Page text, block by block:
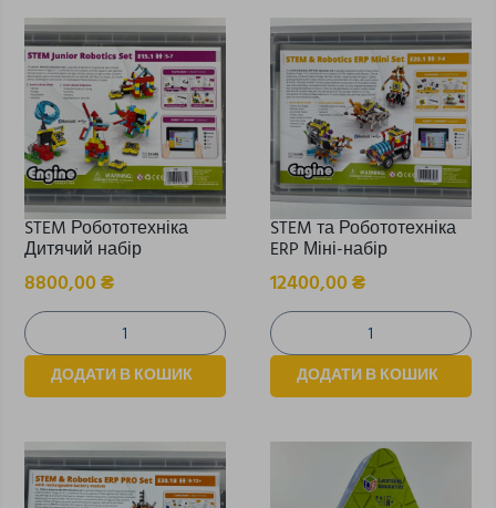
STEM Робототехніка
Дитячий набір
8800,00₴
ДОДАТИ В КОШИК
STEM та Робототехніка
ERP Міні-набір
12400,00₴
ДОДАТИ В КОШИК